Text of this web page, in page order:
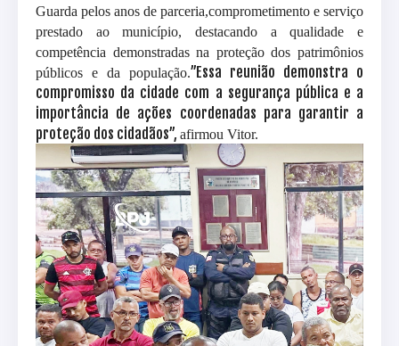
Guarda pelos anos de parceria,comprometimento e serviço
prestado ao município, destacando a qualidade e
competência demonstradas na proteção dos patrimônios
públicos e da população.’’Essa reunião demonstra o
compromisso da cidade com a segurança pública e a
importância de ações coordenadas para garantir a
proteção dos cidadãos’’, afirmou Vitor.